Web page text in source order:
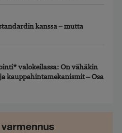
kanssa – mutta
valokeilassa: On vähäkin
kauppahintamekanismit – Osa